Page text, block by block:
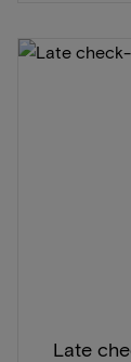
Late